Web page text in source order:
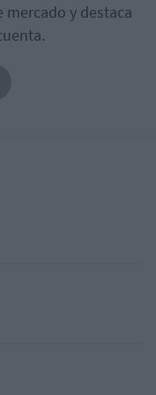
mercado y destaca